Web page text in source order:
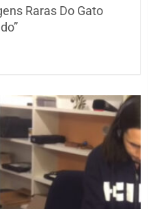
Raras Do Gato